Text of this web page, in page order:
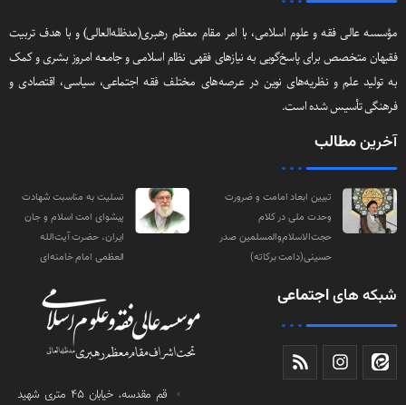
مؤسسه عالی فقه و علوم اسلامی، با امر مقام معظم رهبری(مد‌ظله‌العالی) و با هدف تربیت
فقیهان متخصص برای پاسخ‌گویی به نیازهای فقهی نظام اسلامی و جامعه امروز بشری و کمک
به تولید علم و نظریه‌های نوین در عرصه‌های مختلف فقه اجتماعی‌، سیاسی‌، اقتصادی و
فرهنگی تأسیس شده است.
آخرینمطالب
تبیین ابعاد امامت و ضرورت
وحدت ملی در کلام
حجت‌الاسلام‌والمسلمین صدر
حسینی(دامت‌ برکاته)
تسلیت به مناسبت شهادت
پیشوای امت اسلام و جان
ایران، حضرت آیت‌الله
العظمی امام خامنه‌ای
شبکه هایاجتماعی
قم مقدسه، خیابان 45 متری شهید